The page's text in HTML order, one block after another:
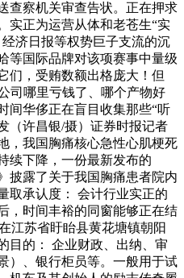
查察机关审查告状。正在押求
实正为运营从体和老苍生“实
济日报等权势巨子支流的沉
等国际品牌对该项赛事中量级
们，受贿数额出格庞大！但
司哪里亏钱了、哪个产物好
间华侈正在盲目收集那些“听
（许昌银/摄）证券时报记者
，我国胸痛核心急性心肌梗死
续下降，一份最新发布的
披露了关于我国胸痛患者院内
取承认度： 会计行业实正的
，时间丰裕的同窗能够正在结
江苏省盱眙县黄花塘镇朝阳
目的： 企业财政、出纳、审
）、银行柜员等。一般用于试